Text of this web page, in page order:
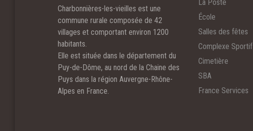
Charbonnières-les-vieilles est une
commune rurale composée de 42
villages et comportant environ 1200
habitants.
Elle est située dans le département du
Puy-de-Dôme, au nord de la Chaine des
Puys dans la région Auvergne-Rhône-
Alpes en France.
La Poste
École
Salles des fêtes
Complexe Sportif
Cimetière
SBA
France Services